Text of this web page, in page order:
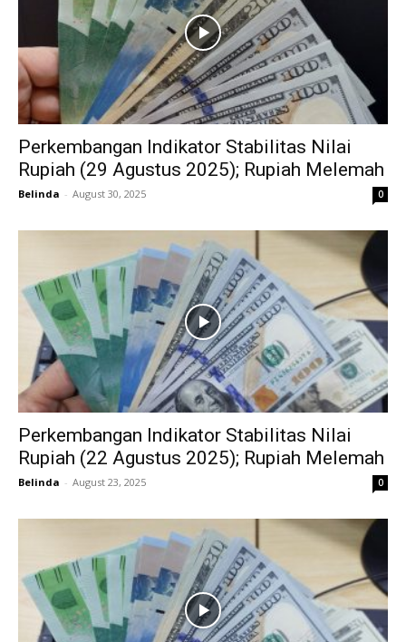
Perkembangan Indikator Stabilitas Nilai
Rupiah (29 Agustus 2025); Rupiah Melemah
Belinda - August 30, 2025 0
Perkembangan Indikator Stabilitas Nilai
Rupiah (22 Agustus 2025); Rupiah Melemah
Belinda - August 23, 2025 0